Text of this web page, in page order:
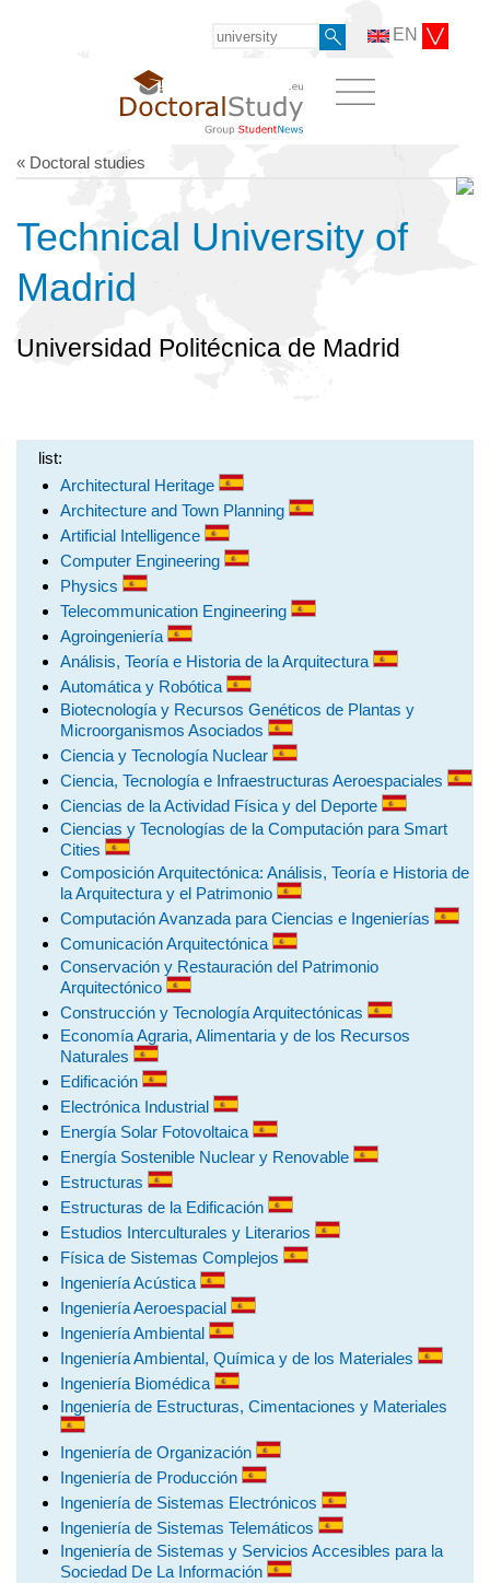
EN
« Doctoral studies
Technical University of
Madrid
Universidad Politécnica de Madrid
list:
Architectural Heritage
Architecture and Town Planning
Artificial Intelligence
Computer Engineering
Physics
Telecommunication Engineering
Agroingeniería
Análisis, Teoría e Historia de la Arquitectura
Automática y Robótica
Biotecnología y Recursos Genéticos de Plantas y
Microorganismos Asociados
Ciencia y Tecnología Nuclear
Ciencia, Tecnología e Infraestructuras Aeroespaciales
Ciencias de la Actividad Física y del Deporte
Ciencias y Tecnologías de la Computación para Smart
Cities
Composición Arquitectónica: Análisis, Teoría e Historia de
la Arquitectura y el Patrimonio
Computación Avanzada para Ciencias e Ingenierías
Comunicación Arquitectónica
Conservación y Restauración del Patrimonio
Arquitectónico
Construcción y Tecnología Arquitectónicas
Economía Agraria, Alimentaria y de los Recursos
Naturales
Edificación
Electrónica Industrial
Energía Solar Fotovoltaica
Energía Sostenible Nuclear y Renovable
Estructuras
Estructuras de la Edificación
Estudios Interculturales y Literarios
Física de Sistemas Complejos
Ingeniería Acústica
Ingeniería Aeroespacial
Ingeniería Ambiental
Ingeniería Ambiental, Química y de los Materiales
Ingeniería Biomédica
Ingeniería de Estructuras, Cimentaciones y Materiales
Ingeniería de Organización
Ingeniería de Producción
Ingeniería de Sistemas Electrónicos
Ingeniería de Sistemas Telemáticos
Ingeniería de Sistemas y Servicios Accesibles para la
Sociedad De La Información